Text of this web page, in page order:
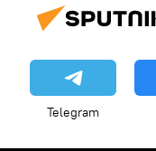
Telegram